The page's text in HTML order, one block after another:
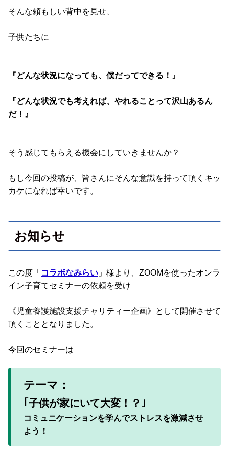
そんな頼もしい背中を見せ、
子供たちに
『どんな状況になっても、僕だってできる！』
『どんな状況でも考えれば、やれることって沢山あるん
だ！』
そう感じてもらえる機会にしていきませんか？
もし今回の投稿が、皆さんにそんな意識を持って頂くキッ
カケになれば幸いです。
お知らせ
この度「 コラボなみらい 」様より、ZOOMを使ったオンラ
イン子育てセミナーの依頼を受け
《児童養護施設支援チャリティー企画》として開催させて
頂くこととなりました。
今回のセミナーは
テーマ：
｢子供が家にいて大変！？｣
コミュニケーションを学んでストレスを激減させ
よう！